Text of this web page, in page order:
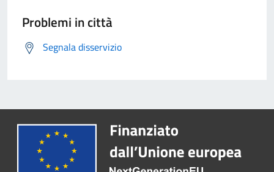
Problemi in città
Segnala disservizio